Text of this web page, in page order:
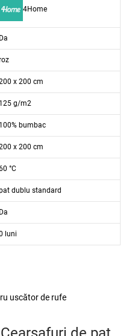
4Home
Da
x 200 cm
125 g/m2
100% bumbac
x 200 cm
°C
dublu standard
Da
luni
uscător de rufe